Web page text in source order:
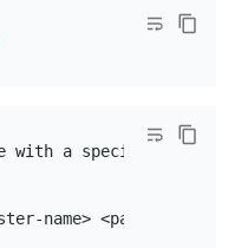
with a specified
name> <package-